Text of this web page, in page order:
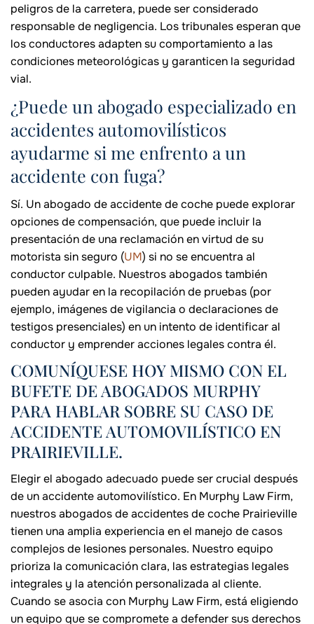
peligros de la carretera, puede ser considerado
responsable de negligencia. Los tribunales esperan que
los conductores adapten su comportamiento a las
condiciones meteorológicas y garanticen la seguridad
vial.
¿Puede un abogado especializado en
accidentes automovilísticos
ayudarme si me enfrento a un
accidente con fuga?
Sí. Un abogado de accidente de coche puede explorar
opciones de compensación, que puede incluir la
presentación de una reclamación en virtud de su
motorista sin seguro (UM) si no se encuentra al
conductor culpable. Nuestros abogados también
pueden ayudar en la recopilación de pruebas (por
ejemplo, imágenes de vigilancia o declaraciones de
testigos presenciales) en un intento de identificar al
conductor y emprender acciones legales contra él.
COMUNÍQUESE HOY MISMO CON EL
BUFETE DE ABOGADOS MURPHY
PARA HABLAR SOBRE SU CASO DE
ACCIDENTE AUTOMOVILÍSTICO EN
PRAIRIEVILLE.
Elegir el abogado adecuado puede ser crucial después
de un accidente automovilístico. En Murphy Law Firm,
nuestros abogados de accidentes de coche Prairieville
tienen una amplia experiencia en el manejo de casos
complejos de lesiones personales. Nuestro equipo
prioriza la comunicación clara, las estrategias legales
integrales y la atención personalizada al cliente.
Cuando se asocia con Murphy Law Firm, está eligiendo
un equipo que se compromete a defender sus derechos